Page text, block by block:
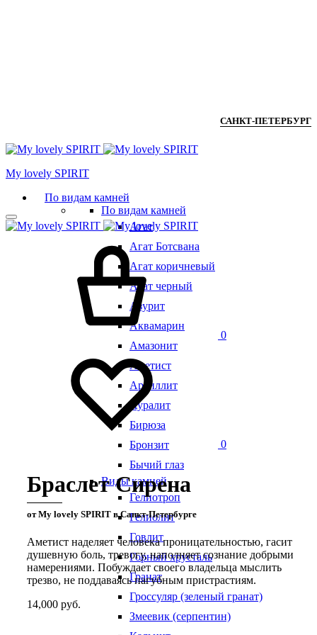
САНКТ-ПЕТЕРБУРГ
Мy lovely SPIRIT
По видам камней
По видам камней
Агат
Агат Ботсвана
Агат коричневый
Агат черный
Азурит
Аквамарин
Амазонит
Аметист
Аргиллит
Ауралит
Бирюза
Бронзит
Бычий глаз
Виды камней
Гелиотроп
Гелиолит
Говлит
Горный хрусталь
Гранат
Гроссуляр (зеленый гранат)
Змеевик (серпентин)
0
0
Браслет Сирена
от My lovely SPIRIT в Санкт-Петербурге
Аметист наделяет человека проницательностью, гасит
душевную боль, тревогу, наполняет сознание добрыми
намерениями. Побуждает своего владельца мыслить
трезво, не поддаваясь пагубным пристрастиям.
14,000 руб.